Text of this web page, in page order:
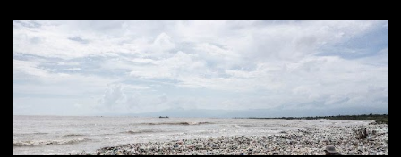
impulsada por André Herrera, director comercial y de desarrollo
de Alimentos H y H, quien identificó una oportunidad en el
mercado guatemalteco: crear productos especializados hechos
localmente para consumidores que buscaban cuidar su salud sin
sacrificar el sabor. Herrera, originario de la Ciudad de Guatemala,
estudió Ingeniería Química en Alimentos en la Universidad del